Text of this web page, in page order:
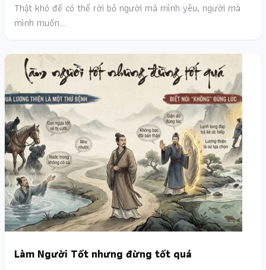
Thật khó để có thể rời bỏ người mà mình yêu, người mà
mình muốn.…
Làm Người Tốt nhưng đừng tốt quá